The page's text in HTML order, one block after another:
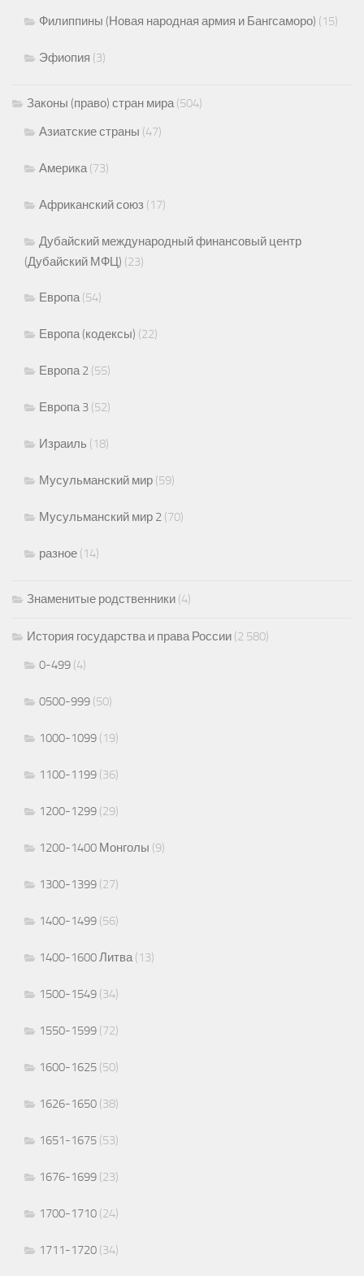
Филиппины (Новая народная армия и Бангсаморо) (15)
Эфиопия (3)
Законы (право) стран мира(504)
Азиатские страны (47)
Америка(73)
Африканский союз (17)
Дубайский международный финансовый центр
(Дубайский МФЦ) (23)
Европа(54)
Европа (кодексы) (22)
Европа 2 (55)
Европа 3 (52)
Израиль (18)
Мусульманский мир (59)
Мусульманский мир 2 (70)
разное (14)
Знаменитые родственники (4)
История государства и права России (2 580)
0-499 (4)
0500-999 (50)
1000-1099 (19)
1100-1199 (36)
1200-1299 (29)
1200-1400 Монголы (9)
1300-1399 (27)
1400-1499 (56)
1400-1600 Литва(13)
1500-1549 (34)
1550-1599 (72)
1600-1625 (50)
1626-1650 (38)
1651-1675 (53)
1676-1699 (23)
1700-1710 (24)
1711-1720 (34)